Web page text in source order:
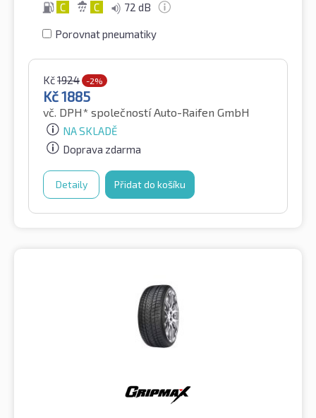
C C 72 dB
Porovnat pneumatiky
Kč1924 -2%
Kč1885
vč. DPH* společností Auto-Raifen GmbH
NA SKLADĚ
Doprava zdarma
Detaily Přidat do košíku